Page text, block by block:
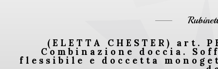
(ELETTA CHESTER) art.
Combinazione doccia.
flessibile e doccetta